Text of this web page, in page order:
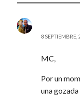
8 SEPTIEMBRE,
MC,
Por un
una